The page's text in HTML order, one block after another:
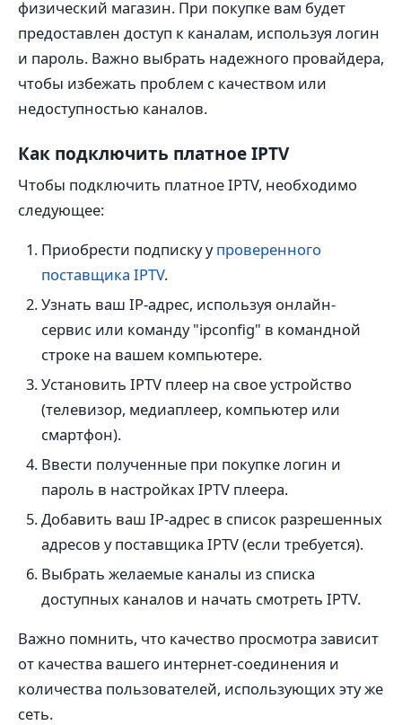
физический магазин. При покупке вам будет
предоставлен доступ к каналам, используя логин
и пароль. Важно выбрать надежного провайдера,
чтобы избежать проблем с качеством или
недоступностью каналов.
Как подключить платное IPTV
Чтобы подключить платное IPTV, необходимо
следующее:
Приобрести подписку упроверенного
поставщика IPTV.
Узнать ваш IP-адрес, используя онлайн-
сервис или команду "ipconfig" в командной
строке на вашем компьютере.
Установить IPTV плеер на свое устройство
(телевизор, медиаплеер, компьютер или
смартфон).
Ввести полученные при покупке логин и
пароль в настройках IPTV плеера.
Добавить ваш IP-адрес в список разрешенных
адресов у поставщика IPTV (если требуется).
Выбрать желаемые каналы из списка
доступных каналов и начать смотреть IPTV.
Важно помнить, что качество просмотра зависит
от качества вашего интернет-соединения и
количества пользователей, использующих эту же
сеть.